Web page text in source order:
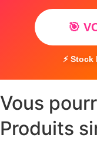
🎯
⚡
Vous
Produits